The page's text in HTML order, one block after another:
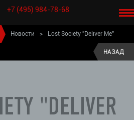
+7 (495) 984-78-68
Новости > Lost Society "Deliver Me"
НАЗАД
"DELIVER